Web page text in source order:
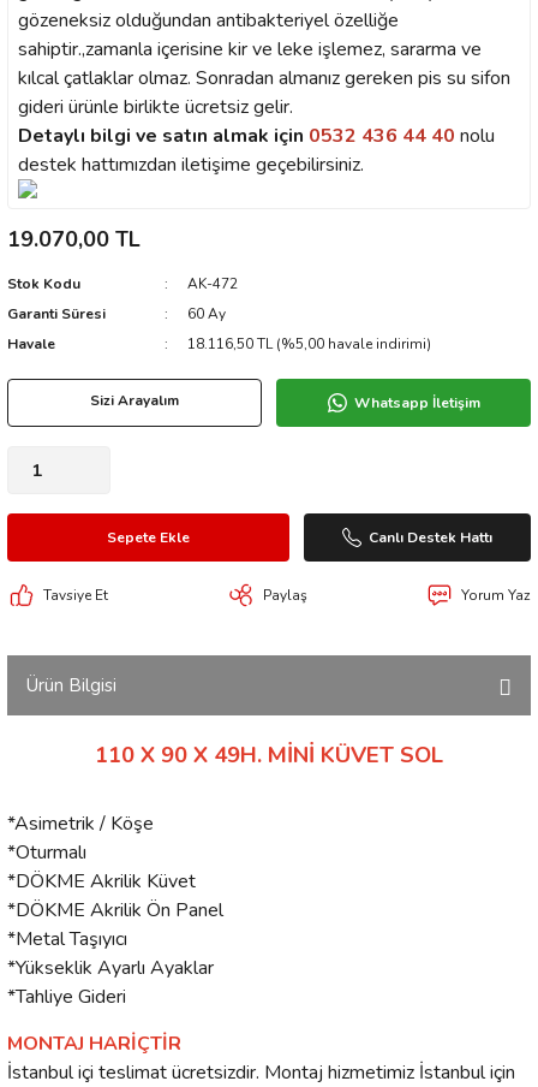
gözeneksiz olduğundan antibakteriyel özelliğe
sahiptir.,zamanla içerisine kir ve leke işlemez, sararma ve
kılcal çatlaklar olmaz. Sonradan almanız gereken pis su sifon
gideri ürünle birlikte ücretsiz gelir.
Detaylı bilgi ve satın almak için 0532 436 44 40 nolu
destek hattımızdan iletişime geçebilirsiniz.
19.070,00 TL
Stok Kodu
AK-472
Garanti Süresi
60 Ay
Havale
18.116,50 TL (%5,00 havale indirimi)
Sizi Arayalım Whatsapp İletişim
Sepete Ekle Canlı Destek Hattı
Tavsiye Et Paylaş Yorum Yaz
Ürün Bilgisi
110 X 90 X 49H. MİNİ KÜVET SOL
*Asimetrik / Köşe
*Oturmalı
*DÖKME Akrilik Küvet
*DÖKME Akrilik Ön Panel
*Metal Taşıyıcı
*Yükseklik Ayarlı Ayaklar
*Tahliye Gideri
MONTAJ HARİÇTİR
İstanbul içi teslimat ücretsizdir. Montaj hizmetimiz İstanbul için